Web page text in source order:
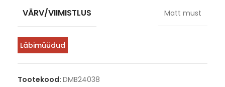
VÄRV/VIIMISTLUS Matt must
Läbimüüdud
Tootekood: DMB24038